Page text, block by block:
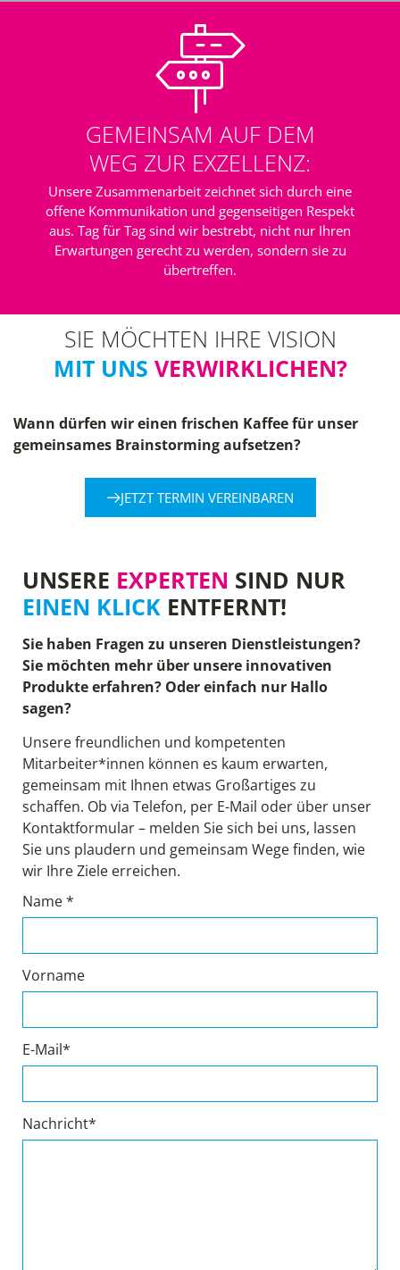
GEMEINSAM AUF DEM
WEG ZUR EXZELLENZ:
Unsere Zusammenarbeit zeichnet sich durch eine
offene Kommunikation und gegenseitigen Respekt
aus. Tag für Tag sind wir bestrebt, nicht nur Ihren
Erwartungen gerecht zu werden, sondern sie zu
übertreffen.
SIE MÖCHTEN IHRE VISION
MIT UNS VERWIRKLICHEN?
Wann dürfen wir einen frischen Kaffee für unser
gemeinsames Brainstorming aufsetzen?
JETZT TERMIN VEREINBAREN
UNSERE EXPERTEN SIND NUR
EINEN KLICK ENTFERNT!
Sie haben Fragen zu unseren Dienstleistungen?
Sie möchten mehr über unsere innovativen
Produkte erfahren? Oder einfach nur Hallo
sagen?
Unsere freundlichen und kompetenten
Mitarbeiter*innen können es kaum erwarten,
gemeinsam mit Ihnen etwas Großartiges zu
schaffen. Ob via Telefon, per E-Mail oder über unser
Kontaktformular – melden Sie sich bei uns, lassen
Sie uns plaudern und gemeinsam Wege finden, wie
wir Ihre Ziele erreichen.
Name *
Vorname
E-Mail*
Nachricht*